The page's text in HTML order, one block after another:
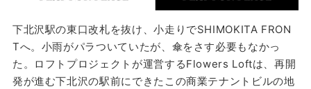
下北沢駅の東口改札を抜け、小走りでSHIMOKITA FRON
Tへ。小雨がパラついていたが、傘をさす必要もなかっ
た。ロフトプロジェクトが運営するFlowers Loftは、再開
発が進む下北沢の駅前にできたこの商業テナントビルの地